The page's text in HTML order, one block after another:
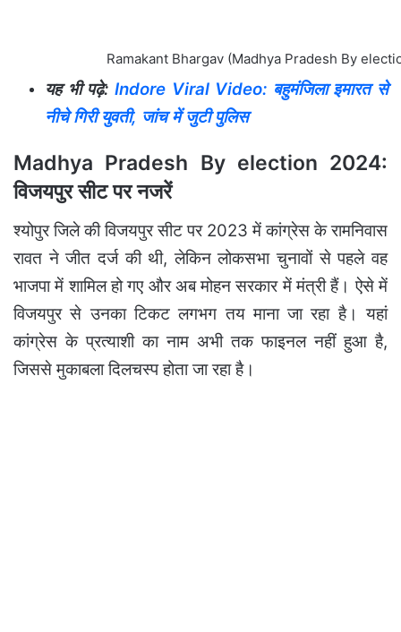
Ramakant Bhargav (Madhya Pradesh By
यह भी पढ़े: Indore Viral Video: बहुमंजिला इमारत से
नीचे गिरी युवती, जांच में जुटी पुलिस
Madhya Pradesh By election 2024:
विजयपुर सीट पर नजरें
श्योपुर जिले की विजयपुर सीट पर 2023 में कांग्रेस के रामनिवास
रावत ने जीत दर्ज की थी, लेकिन लोकसभा चुनावों से पहले वह
भाजपा में शामिल हो गए और अब मोहन सरकार में मंत्री हैं। ऐसे में
विजयपुर से उनका टिकट लगभग तय माना जा रहा है। यहां
कांग्रेस के प्रत्याशी का नाम अभी तक फाइनल नहीं हुआ है,
जिससे मुकाबला दिलचस्प होता जा रहा है।